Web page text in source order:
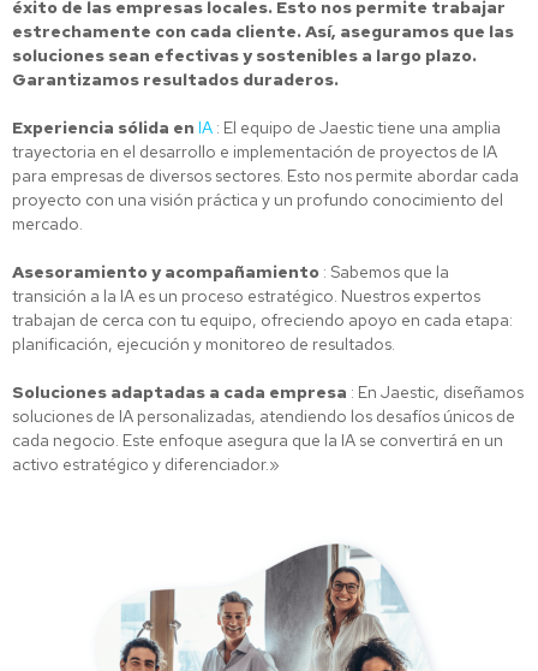
éxito de las empresas locales. Esto nos permite trabajar
estrechamente con cada cliente. Así, aseguramos que las
soluciones sean efectivas y sostenibles a largo plazo.
Garantizamos resultados duraderos.
Experiencia sólida en IA : El equipo de Jaestic tiene una amplia
trayectoria en el desarrollo e implementación de proyectos de IA
para empresas de diversos sectores. Esto nos permite abordar cada
proyecto con una visión práctica y un profundo conocimiento del
mercado.
Asesoramiento y acompañamiento : Sabemos que la
transición a la IA es un proceso estratégico. Nuestros expertos
trabajan de cerca con tu equipo, ofreciendo apoyo en cada etapa:
planificación, ejecución y monitoreo de resultados.
Soluciones adaptadas a cada empresa : En Jaestic, diseñamos
soluciones de IA personalizadas, atendiendo los desafíos únicos de
cada negocio. Este enfoque asegura que la IA se convertirá en un
activo estratégico y diferenciador.»